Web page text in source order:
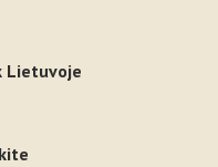
Lietuvoje